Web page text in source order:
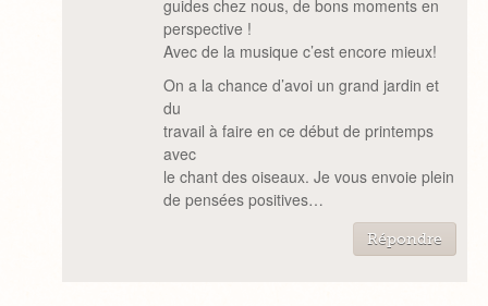
guides chez nous, de bons moments en
perspective !
Avec de la musique c’est encore mieux!
On a la chance d’avoi un grand jardin et
du
travail à faire en ce début de printemps
avec
le chant des oiseaux. Je vous envoie plein
de pensées positives…
Répondre